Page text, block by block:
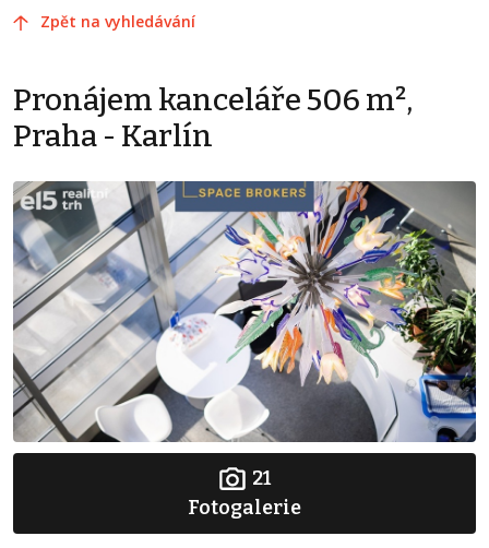
Zpět na vyhledávání
Pronájem kanceláře 506 m²,
Praha - Karlín
21
Fotogalerie